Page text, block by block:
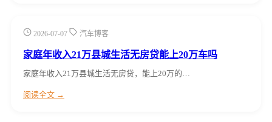
2026-07-07 汽车博客
家庭年收入21万县城生活无房贷能上20万车吗
家庭年收入21万县城生活无房贷，能上20万的…
阅读全文 →